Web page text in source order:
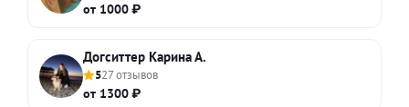
от 1000 ₽
Догситтер Карина А.
527 отзывов
от 1300 ₽